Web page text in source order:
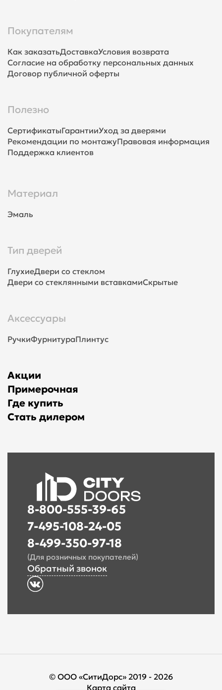
Покупателям
Как заказатьДоставкаУсловия возврата
Согласие на обработку персональных данных
Договор публичной оферты
Полезно
СертификатыГарантииУход за дверями
Рекомендации по монтажуПравовая информация
Поддержка клиентов
Материал
Эмаль
Тип дверей
ГлухиеДвери со стеклом
Двери со стеклянными вставкамиСкрытые
Аксессуары
РучкиФурнитураПлинтус
Акции
Примерочная
Где купить
Стать дилером
8-800-555-39-65
7-495-108-24-05
8-499-350-97-18
(Для розничных покупателей)
Обратный звонок
© ООО «СитиДорс» 2019 - 2026
Карта сайта